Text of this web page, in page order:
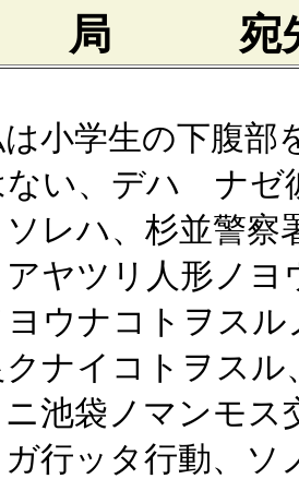
局 宛先
小学生の下腹部
ない、デハ ナゼ
レハ、杉並警察
アヤツリ人形ノ
ヨウナコトヲス
ナイコトヲスル
池袋ノマンモス
行ッタ行動、ソ